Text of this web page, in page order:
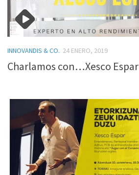
INNOVANDIS & CO. 24 ENERO, 2019
Charlamos con…Xesco Espar